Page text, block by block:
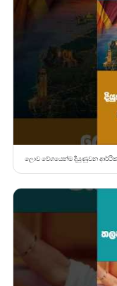
ලොව වේගයෙන්ම දියුණුවන